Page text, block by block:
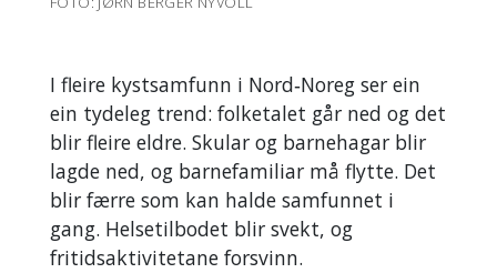
I fleire kystsamfunn i Nord‑Noreg ser ein
ein tydeleg trend: folketalet går ned og det
blir fleire eldre. Skular og barnehagar blir
lagde ned, og barnefamiliar må flytte. Det
blir færre som kan halde samfunnet i
gang. Helsetilbodet blir svekt, og
fritidsaktivitetane forsvinn.